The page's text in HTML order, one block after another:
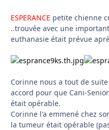
ESPERANCE petite chienne
..trouvée avec une
euthanasie était prévue
Corinne nous a tout de
accord pour que Cani-
était opérable.
Corinne l'a emmené chez
la tumeur était opérable